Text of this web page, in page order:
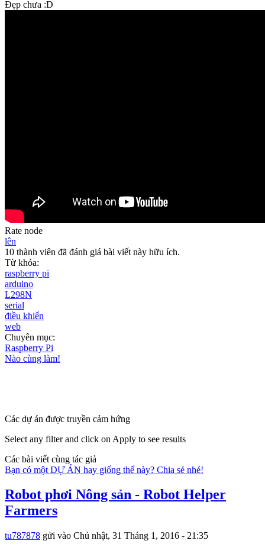
Đẹp chưa :D
Rate node
lên
10 thành viên đã đánh giá bài viết này hữu ích.
Từ khóa:
raspberry pi
arduino
L298N
serial
điều khiển
web
Chuyên mục:
Raspberry Pi
Nào cùng làm!
Các dự án được truyền cảm hứng
Select any filter and click on Apply to see results
Các bài viết cùng tác giả
Bạn có một DỰ ÁN hay giống thế này? Chia sẻ nhé!
Robot phơi Nông sản - Robot Helper
Farmers
tu787878 gửi vào Chủ nhật, 31 Tháng 1, 2016 - 21:35